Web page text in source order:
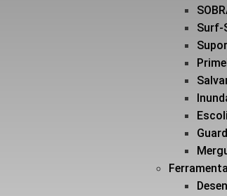
Surf-